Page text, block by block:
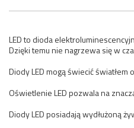
LED to dioda
Dzięki temu nie nagrzewa się w
Diody LED mogą świecić
Oświetlenie LED pozwala na
Diody LED posiadają wydłużoną